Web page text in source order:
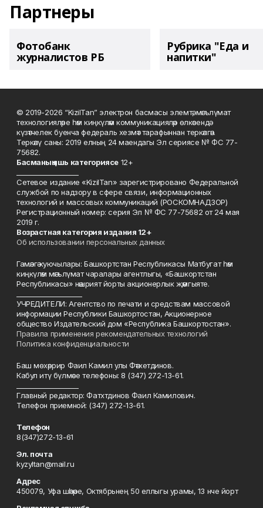
Партнеры
Фотобанк
журналистов РБ
Рубрика "Еда и
напитки"
© 2019-2026 “KizilTan” электрон басмасы элемтә, мәгълүмат
технологияләре һәм киңкүләм коммуникацияләр өлкәсендә
күзәтчелек буенча федераль хезмәт тарафыннан теркәлгән.
Теркәлү саны: 2019 елның 24 маендагы Эл сериясе № ФС 77-
75682.
Басманың яшь категориясе12+
Сетевое издание «KizilTan» зарегистрировано Федеральной
службой по надзору в сфере связи, информационных
технологий и массовых коммуникаций (РОСКОМНАДЗОР)
Регистрационный номер: серия Эл № ФС 77-75682 от 24 мая
2019 г.
Возрастная категория издания 12+
Об использовании персональных данных
Гамәлгә куючылары: Башкортстан Республикасы Матбугат һәм
киңкүләм мәгълүмат чаралары агентлыгы, «Башкортстан
Республикасы» нәшрият йорты акционерлык җәмгыяте.
УЧРЕДИТЕЛИ: Агентство по печати и средствам массовой
информации Республики Башкортостан, Акционерное
общество Издательский дом «Республика Башкортостан».
Правила применения рекомендательных технологий
Политика конфиденциальности
Баш мөхәррир Фаил Камил улы Фәтхетдинов.
Кабул итү бүлмәсе телефоны: 8 (347) 272-13-61.
Главный редактор: Фатхтдинов Фаил Камилович.
Телефон приемной: (347) 272-13-61.
Телефон
8(347)272-13-61
Эл. почта
kyzyltan@mail.ru
Адрес
450079, Уфа шәһәре, Октябрьнең 50 еллыгы урамы, 13 нче йорт